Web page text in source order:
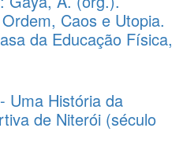
Caos e Utopia.
da Educação Física,
Uma História da
de Niterói (século